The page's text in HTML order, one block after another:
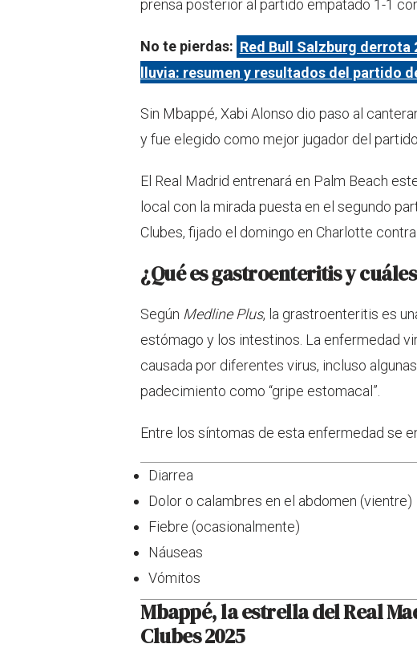
prensa posterior al partido empatado 1-1
No te pierdas: Red Bull Salzburg derrota
lluvia: resumen y resultados del partido
Sin Mbappé, Xabi Alonso dio paso al
y fue elegido como mejor jugador del
El Real Madrid entrenará en Palm Beach
local con la mirada puesta en el segundo
Clubes, fijado el domingo en Charlotte
¿Qué es gastroenteritis y
Según Medline Plus, la grastroenteritis es
estómago y los intestinos. La enfermedad
causada por diferentes virus, incluso
padecimiento como “gripe estomacal”.
Entre los síntomas de esta enfermedad se
Diarrea
Dolor o calambres en el abdomen (vientre)
Fiebre (ocasionalmente)
Náuseas
Vómitos
Mbappé, la estrella del Real
Clubes 2025